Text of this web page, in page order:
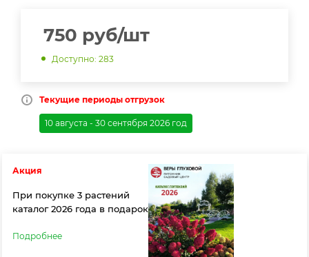
750 руб/шт
Доступно: 283
Текущие периоды отгрузок
10 августа - 30 сентября 2026 год
Акция
При покупке 3 растений
каталог 2026 года в подарок
Подробнее